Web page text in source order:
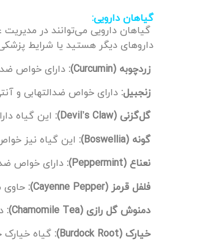
گیاهان دارویی:
گیاهان دارویی می‌توانند در
داروهای دیگر هستید یا شرایط
زردچوبه (Curcumin):
دارای خواص
زنجبیل: دارای خواص ضدالتهابی و
گل‌گزنی (Devil’s Claw):
این گیاه
گونه (Boswellia):
این گیاه نیز
نعناع (Peppermint):
دارای خواص
فلفل قرمز (Cayenne Pepper):
حاوی
دمنوش گل رازی (Chamomile Tea):
خیارک (Burdock Root):
گیاه